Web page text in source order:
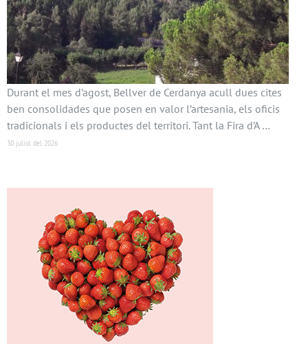
Durant el mes d’agost, Bellver de Cerdanya acull dues cites
ben consolidades que posen en valor l’artesania, els oficis
tradicionals i els productes del territori. Tant la Fira d’A …
30 juliol del 2026